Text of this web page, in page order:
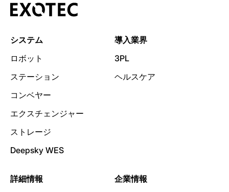
システム
ロボット
ステーション
コンベヤー
エクスチェンジャー
ストレージ
Deepsky WES
導入業界
3PL
ヘルスケア
詳細情報 企業情報